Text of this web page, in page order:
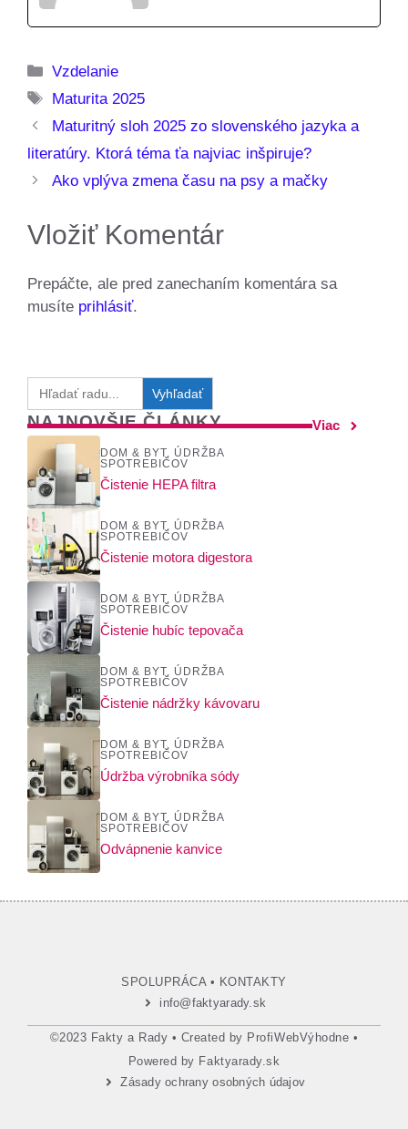
Kategórie
Vzdelanie
Značky
Maturita 2025
Maturitný sloh 2025 zo slovenského jazyka a
literatúry. Ktorá téma ťa najviac inšpiruje?
Ako vplýva zmena času na psy a mačky
Vložiť Komentár
Prepáčte, ale pred zanechaním komentára sa
musíte prihlásiť.
for:
NAJNOVŠIE ČLÁNKY Viac
DOM & BYT
ÚDRŽBA
SPOTREBIČOV
Čistenie HEPA filtra
DOM & BYT
ÚDRŽBA
SPOTREBIČOV
Čistenie motora digestora
DOM & BYT
ÚDRŽBA
SPOTREBIČOV
Čistenie hubíc tepovača
DOM & BYT
ÚDRŽBA
SPOTREBIČOV
Čistenie nádržky kávovaru
DOM & BYT
ÚDRŽBA
SPOTREBIČOV
Údržba výrobníka sódy
DOM & BYT
ÚDRŽBA
SPOTREBIČOV
Odvápnenie kanvice
SPOLUPRÁCA• KONTAKTY
info@faktyarady.sk
©2023 Fakty a Rady • Created by ProfiWebVýhodne •
Powered by Faktyarady.sk
Zásady ochrany osobných údajov